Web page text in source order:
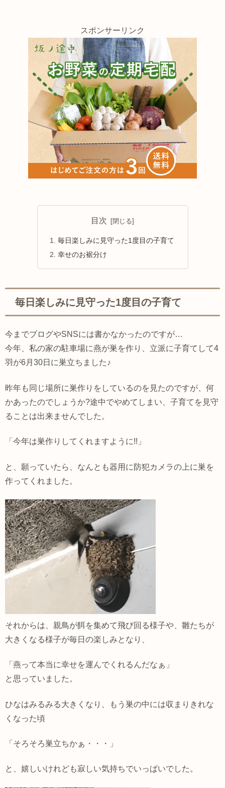
スポンサーリンク
目次
毎日楽しみに見守った1度目の子育て
幸せのお裾分け
毎日楽しみに見守った1度目の子育て
今までブログやSNSには書かなかったのですが…
今年、私の家の駐車場に燕が巣を作り、立派に子育てして4
羽が6月30日に巣立ちました♪
昨年も同じ場所に巣作りをしているのを見たのですが、何
かあったのでしょうか?途中でやめてしまい、子育てを見守
ることは出来ませんでした。
「今年は巣作りしてくれますように!!」
と、願っていたら、なんとも器用に防犯カメラの上に巣を
作ってくれました。
それからは、親鳥が餌を集めて飛び回る様子や、雛たちが
大きくなる様子が毎日の楽しみとなり、
「燕って本当に幸せを運んでくれるんだなぁ」
と思っていました。
ひなはみるみる大きくなり、もう巣の中には収まりきれな
くなった頃
「そろそろ巣立ちかぁ・・・」
と、嬉しいけれども寂しい気持ちでいっぱいでした。